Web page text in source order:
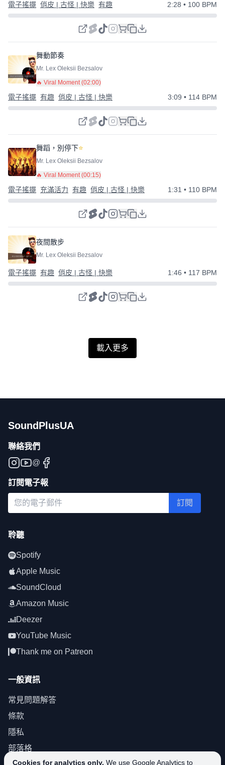
Cookies for analytics only. We use Google Analytics to
電子搖擺 俏皮 | 古怪 | 快樂 有趣 2:28 • 100 BPM
舞動節奏
Mr. Lex Oleksii Bezsalov
🔥 Viral Moment (02:00)
電子搖擺 有趣 俏皮 | 古怪 | 快樂 3:09 • 114 BPM
舞蹈，別停下⭐
Mr. Lex Oleksii Bezsalov
🔥 Viral Moment (00:15)
電子搖擺 充滿活力 有趣 俏皮 | 古怪 | 快樂 1:31 • 110 BPM
夜間散步
Mr. Lex Oleksii Bezsalov
電子搖擺 有趣 俏皮 | 古怪 | 快樂 1:46 • 117 BPM
載入更多
SoundPlusUA
聯絡我們
@
訂閱電子報
訂閱
聆聽
Spotify
Apple Music
SoundCloud
Amazon Music
Deezer
YouTube Music
Thank me on Patreon
一般資訊
常見問題解答
條款
隱私
部落格